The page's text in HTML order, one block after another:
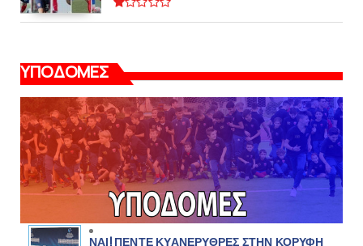
ΥΠΟΔΟΜΕΣ
ΝΑΙ! ΠΕΝΤΕ ΚΥΑΝΕΡΥΘΡΕΣ ΣΤΗΝ ΚΟΡΥΦΗ